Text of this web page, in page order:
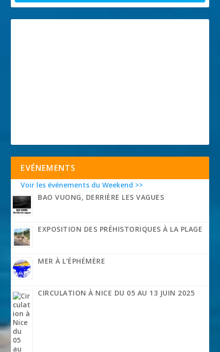
EVÉNEMENTS
Voir les événements du Weekend >>
BAO VUONG, DERRIÈRE LES VAGUES
EXPOSITION DES PRÉHISTORIQUES À LA PLAGE
MER À L’ÉPHÉMÈRE
CIRCULATION À NICE DU 05 AU 13 JUIN 2025